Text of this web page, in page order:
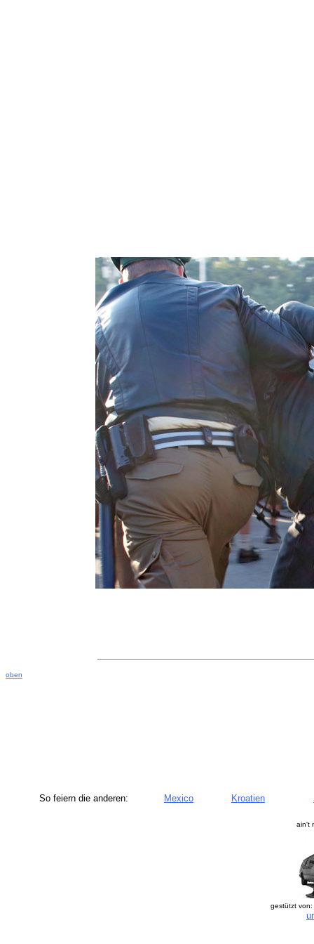
oben
So feiern die anderen: Mexico Kroatien
ain't
gestützt von: